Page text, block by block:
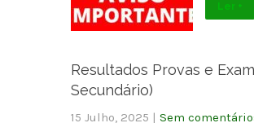
Ler +
Resultados Provas e
Secundário)
15 Julho, 2025 | Sem